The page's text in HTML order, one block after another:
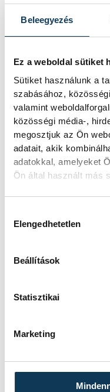
Beleegyezés
Ez a weboldal sütiket
Sütiket használunk a
szabásához,
valamint
közösségi média-,
megosztjuk az Ön
adatait, akik
adatokkal, amelyeket
Ön által használt más
Elengedhetetlen
Beállítások
Statisztikai
Marketing